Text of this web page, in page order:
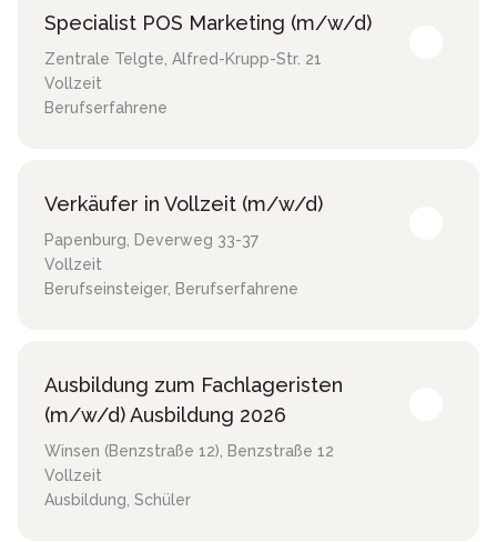
Specialist POS Marketing (m/w/d)
Zentrale Telgte, Alfred-Krupp-Str. 21
Vollzeit
Berufserfahrene
Verkäufer in Vollzeit (m/w/d)
Papenburg, Deverweg 33-37
Vollzeit
Berufseinsteiger, Berufserfahrene
Ausbildung zum Fachlageristen
(m/w/d) Ausbildung 2026
Winsen (Benzstraße 12), Benzstraße 12
Vollzeit
Ausbildung, Schüler